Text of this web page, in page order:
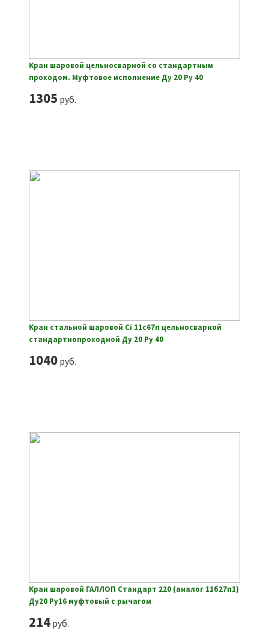
Кран шаровой цельносварной со стандартным
проходом. Муфтовое исполнение Ду 20 Ру 40
1305 руб.
Кран стальной шаровой Ci 11с67п цельносварной
стандартнопроходной Ду 20 Ру 40
1040руб.
Кран шаровой ГАЛЛОП Стандарт 220 (аналог 11б27п1)
Ду20 Ру16 муфтовый с рычагом
214руб.